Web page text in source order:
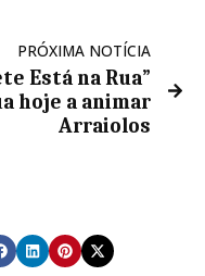
PRÓXIMA NOTÍCIA
Está na Rua”
hoje a animar
Arraiolos